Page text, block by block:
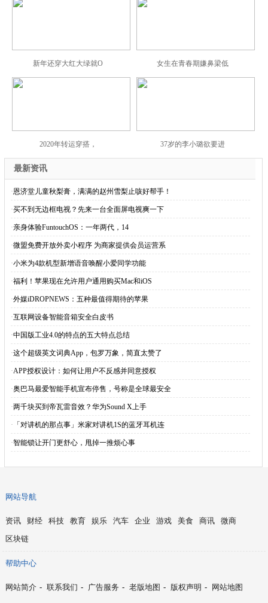
新年还穿大红大绿就O 女生在青春期嫌鼻梁低
2020年转运穿搭， 37岁的李小璐欲要进
最新资讯
·恩济堂儿童秋梨膏，满满的赵州雪梨止咳好帮手！
·买不到无边框电视？先来一台全面屏电视爽一下
·亲身体验FuntouchOS：一年两代，14
·微盟免费开放外卖小程序 为商家提供会员运营系
·小米为4款机型新增语音唤醒小爱同学功能
·福利！苹果现在允许用户通用购买Mac和iOS
·外媒iDROPNEWS：五种最值得期待的苹果
·互联网设备智能音箱安全白皮书
·中国版工业4.0的特点的五大特点总结
·这个超级英文词典App，包罗万象，简直太赞了
·APP授权设计：如何让用户不反感并同意授权
·奥巴马最爱智能手机宣布停售，号称是全球最安全
·两千块买到帝瓦雷音效？华为Sound X上手
· 「对讲机的那点事」米家对讲机1S的蓝牙耳机连
·智能锁让开门更舒心，甩掉一推烦心事
网站导航
资讯 财经 科技 教育 娱乐 汽车 企业 游戏 美食 商讯
微商
区块链
帮助中心
网站简介 - 联系我们 - 广告服务 - 老版地图 - 版权声明 - 网站地图